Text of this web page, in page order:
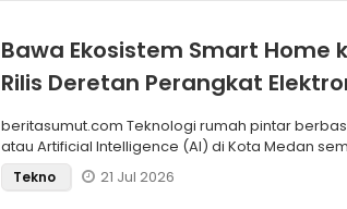
Bawa Ekosistem Smart Home
Rilis Deretan Perangkat
beritasumut.com Teknologi rumah pintar
atau Artificial Intelligence (AI) di Kota Medan
Tekno 21 Jul 2026